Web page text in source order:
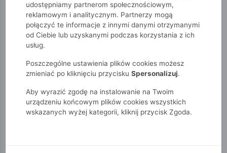
51015kids Akcesoria Torebki i plecaki
TOREBKI I PLECAKI
POKAŻ FILTRY
udostępniamy partnerom społecznościowym,
reklamowym i analitycznym. Partnerzy mogą
połączyć te informacje z innymi danymi otrzymanymi
od Ciebie lub uzyskanymi podczas korzystania z ich
usług.
Poszczególne ustawienia plików cookies możesz
zmieniać po kliknięciu przycisku Spersonalizuj.
Aby wyrazić zgodę na instalowanie na Twoim
urządzeniu końcowym plików cookies wszystkich
wskazanych wyżej kategorii, kliknij przycisk Zgoda.